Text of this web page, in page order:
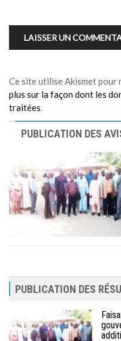
Ce site utilise Akismet pour
plus sur la façon dont les
traitées.
PUBLICATION DES
PUBLICATION DES